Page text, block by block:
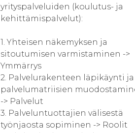
yrityspalveluiden (koulutus- ja
kehittämispalvelut):
1. Yhteisen näkemyksen ja
sitoutumisen varmistaminen ->
Ymmärrys
2. Palvelurakenteen läpikäynti ja
palvelumatriisien
-> Palvelut
3. Palveluntuottajien välisestä
työnjaosta sopiminen -> Roolit